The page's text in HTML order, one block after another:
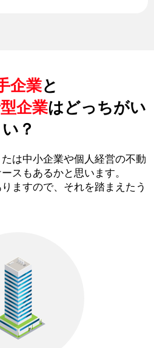
企業と
企業はどっちがい
い？
は中小企業や個人経営の不動
スもあるかと思います。
ますので、それを踏まえたう